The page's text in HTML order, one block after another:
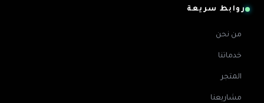
روابط سريعة
من نحن
خدماتنا
المتجر
مشاريعنا